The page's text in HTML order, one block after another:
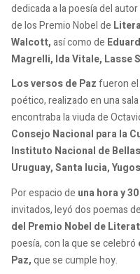
dedicada a la poesía del
de los Premio Nobel de
Walcott,así como de
Magrelli, Ida Vitale, Lasse
Los versos de Pazfueron
poético, realizado en una
encontraba la viuda de
Consejo Nacional para la
Instituto Nacional de
Uruguay, Santa lucia,
Por espacio de una hora y
invitados, leyó dos poemas
del Premio Nobel de
poesía, con la que se celebró
Paz,que se cumple hoy.